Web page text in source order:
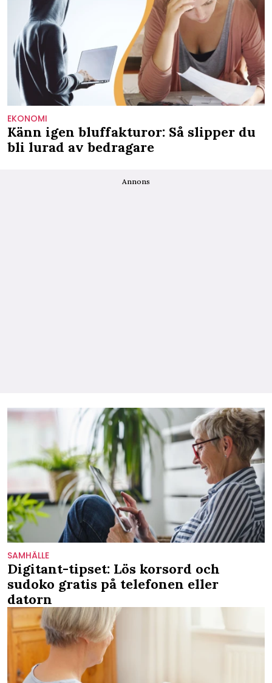
EKONOMI
Känn igen bluffakturor: Så slipper du
bli lurad av bedragare
Annons
SAMHÄLLE
Digitant-tipset: Lös korsord och
sudoko gratis på telefonen eller
datorn